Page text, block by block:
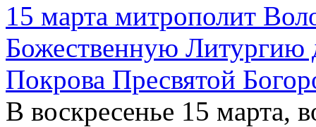
15 марта митрополит
Божественную Литургию
Покрова Пресвятой
В воскресенье 15 марта,